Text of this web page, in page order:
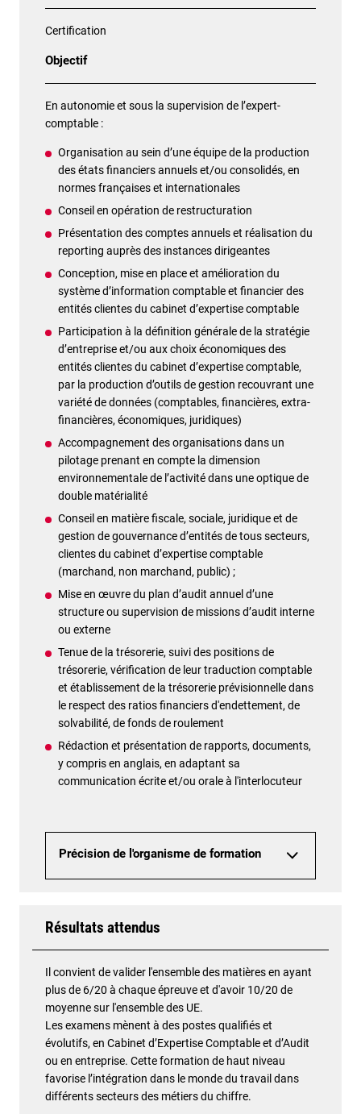
Certification
Objectif
En autonomie et sous la supervision de l’expert-
comptable :
Organisation au sein d’une équipe de la production
des états financiers annuels et/ou consolidés, en
normes françaises et internationales
Conseil en opération de restructuration
Présentation des comptes annuels et réalisation du
reporting auprès des instances dirigeantes
Conception, mise en place et amélioration du
système d’information comptable et financier des
entités clientes du cabinet d’expertise comptable
Participation à la définition générale de la stratégie
d’entreprise et/ou aux choix économiques des
entités clientes du cabinet d’expertise comptable,
par la production d’outils de gestion recouvrant une
variété de données (comptables, financières, extra-
financières, économiques, juridiques)
Accompagnement des organisations dans un
pilotage prenant en compte la dimension
environnementale de l’activité dans une optique de
double matérialité
Conseil en matière fiscale, sociale, juridique et de
gestion de gouvernance d’entités de tous secteurs,
clientes du cabinet d’expertise comptable
(marchand, non marchand, public) ;
Mise en œuvre du plan d’audit annuel d’une
structure ou supervision de missions d’audit interne
ou externe
Tenue de la trésorerie, suivi des positions de
trésorerie, vérification de leur traduction comptable
et établissement de la trésorerie prévisionnelle dans
le respect des ratios financiers d'endettement, de
solvabilité, de fonds de roulement
Rédaction et présentation de rapports, documents,
y compris en anglais, en adaptant sa
communication écrite et/ou orale à l'interlocuteur
Précision de l'organisme de formation
Résultats attendus
Il convient de valider l'ensemble des matières en ayant
plus de 6/20 à chaque épreuve et d'avoir 10/20 de
moyenne sur l'ensemble des UE.
Les examens mènent à des postes qualifiés et
évolutifs, en Cabinet d’Expertise Comptable et d’Audit
ou en entreprise. Cette formation de haut niveau
favorise l’intégration dans le monde du travail dans
différents secteurs des métiers du chiffre.